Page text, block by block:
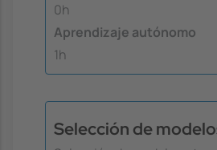
0h
Aprendizaje autónomo
1h
Selección de